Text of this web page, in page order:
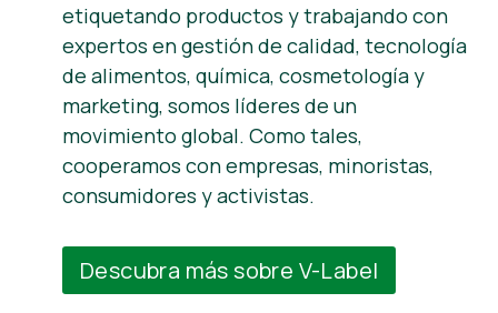
etiquetando productos y trabajando con
expertos en gestión de calidad, tecnología
de alimentos, química, cosmetología y
marketing, somos líderes de un
movimiento global. Como tales,
cooperamos con empresas, minoristas,
consumidores y activistas.
Descubra más sobre V-Label